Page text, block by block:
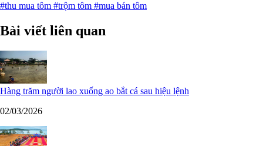
#thu mua tôm #trộm tôm #mua bán tôm
Bài viết liên quan
Hàng trăm người lao xuống ao bắt cá sau hiệu lệnh
02/03/2026